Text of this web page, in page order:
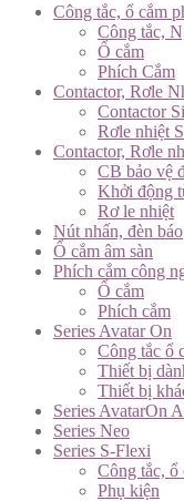
Công tắc, ổ cắm
Công tắc,
Ổ cắm
Phích Cắm
Contactor, Rơle
Contactor
Rơle nhiệt
Contactor, Rơle
CB bảo vệ
Khởi động
Rơ le nhiệt
Nút nhấn, đèn báo
Ổ cắm âm sàn
Phích cắm công
Ổ cắm
Phích cắm
Series Avatar On
Công tắc ổ
Thiết bị
Thiết bị
Series AvatarOn A
Series Neo
Series S-Flexi
Công tắc, ổ
Phụ kiện